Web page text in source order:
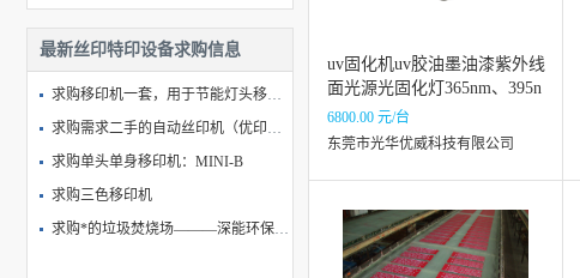
最新丝印特印设备求购信息
求购移印机一套，用于节能灯头移印。双色双推自动套印，含翻转汽缸+滚印夹具
求购需求二手的自动丝印机（优印牌）
求购单头单身移印机：MINI-B
求购三色移印机
求购*的垃圾焚烧场———深能环保金奖的背后的真相
uv固化机uv胶油墨油漆紫外线
面光源光固化灯365nm、395n
m紫光灯
6800.00 元/台
东莞市光华优威科技有限公司